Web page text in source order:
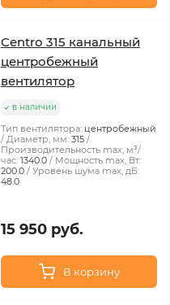
Centro 315 канальный
центробежный
вентилятор
в наличии
Тип вентилятора: центробежный
Диаметр, мм: 315
Производительность max, м³/
час: 1340.0
Мощность max, Вт:
200.0
Уровень шума max, дБ:
48.0
15 950 руб.
В корзину